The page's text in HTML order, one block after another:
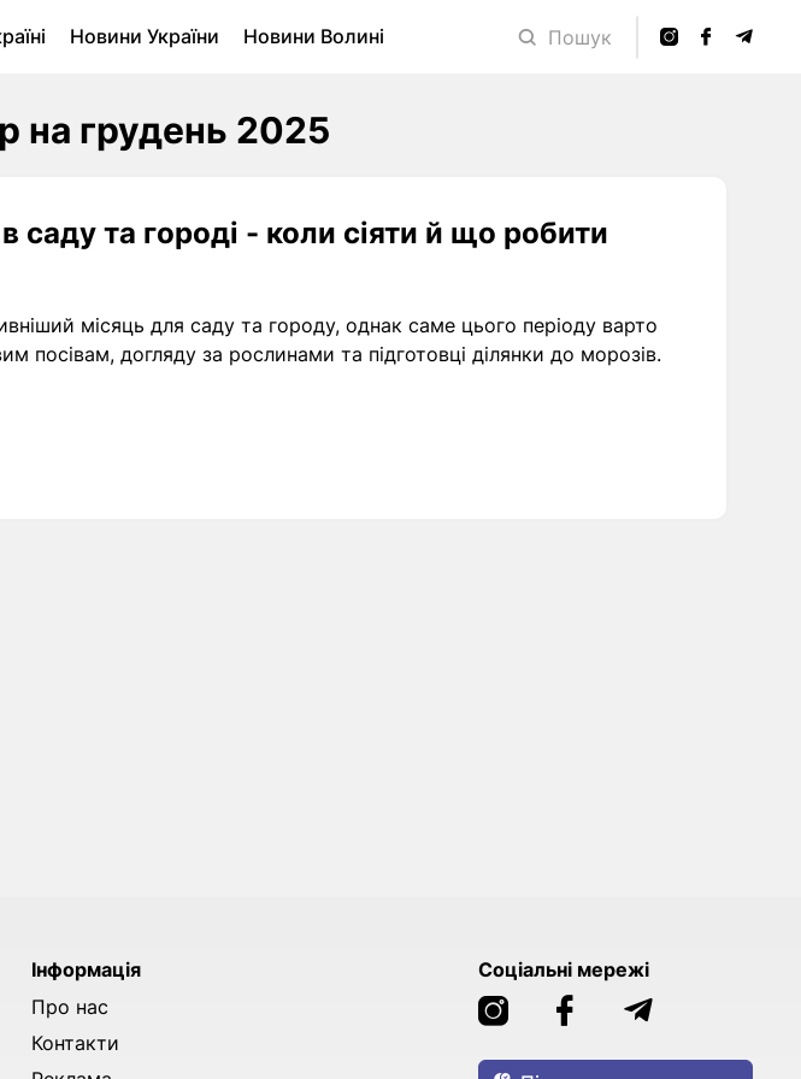
Новини України
Новини Волині
Пошук
на грудень 2025
саду та городі - коли сіяти й що робити
місяць для саду та городу, однак саме цього періоду варто
посівам, догляду за рослинами та підготовці ділянки до морозів.
Інформація
Про нас
Контакти
Соціальні мережі